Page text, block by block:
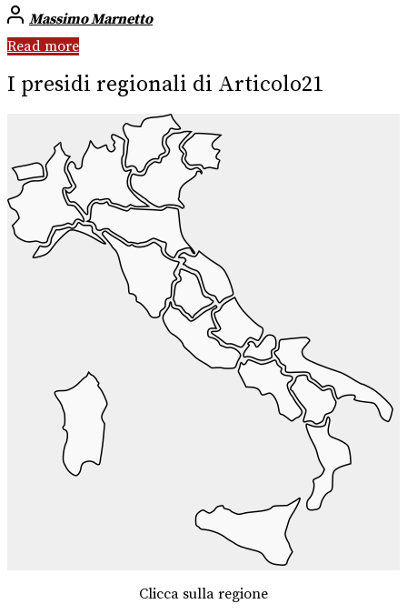
Massimo Marnetto
Read more
I presidi regionali di Articolo21
Clicca sulla regione